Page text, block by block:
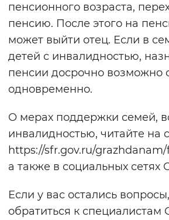
пенсионного возраста,
пенсию. После этого на
может выйти отец. Если в
детей с инвалидностью,
пенсии досрочно возможно
одновременно.
О мерах поддержки семей,
инвалидностью, читайте на
https://sfr.gov.ru/
а также в социальных
Если у вас остались
обратиться к